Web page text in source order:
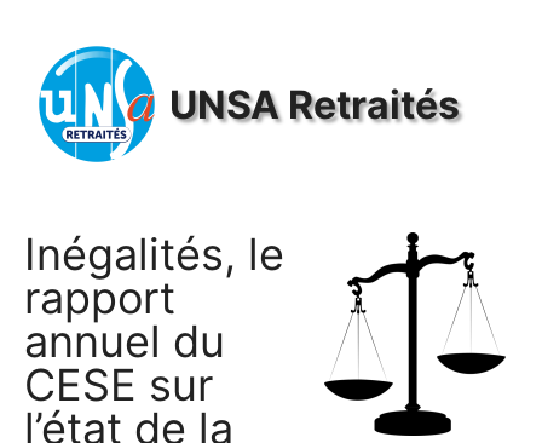
UNSARetraités
Inégalités, le
rapport
annuel du
CESE sur
l’état de la